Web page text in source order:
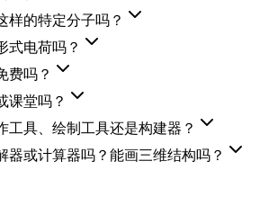
样的特定分子吗？
式电荷吗？
费吗？
课堂吗？
工具、绘制工具还是构建器？
器或计算器吗？能画三维结构吗？